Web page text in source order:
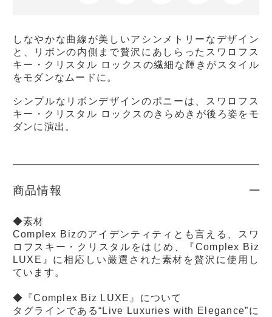
しなやかな曲線が美しいアシンメトリーなデザイン
と、リボンの内側まで贅沢にあしらったスワロフス
キー・クリスタル ロックスの繊細な輝きがスタイル
をモダンなムードに。
シンプルなリボンデザインのポニーは、スワロフス
キー・クリスタル ロックスのきらめきが後ろ姿をモ
ダンに演出。
商品情報
◆素材
Complex Bizのアイデンティティとも言える、スワ
ロフスキー・クリスタルをはじめ、『Complex Biz
LUXE』に相応しい厳選された素材を贅沢に使用し
ています。
◆『Complex Biz LUXE』について
タグラインである“Live Luxuries with Elegance”に